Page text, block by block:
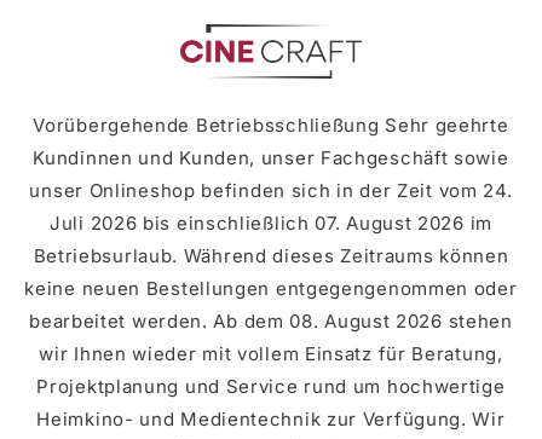
Vorübergehende Betriebsschließung Sehr geehrte
Kundinnen und Kunden, unser Fachgeschäft sowie
unser Onlineshop befinden sich in der Zeit vom 24.
Juli 2026 bis einschließlich 07. August 2026 im
Betriebsurlaub. Während dieses Zeitraums können
keine neuen Bestellungen entgegengenommen oder
bearbeitet werden. Ab dem 08. August 2026 stehen
wir Ihnen wieder mit vollem Einsatz für Beratung,
Projektplanung und Service rund um hochwertige
Heimkino- und Medientechnik zur Verfügung. Wir